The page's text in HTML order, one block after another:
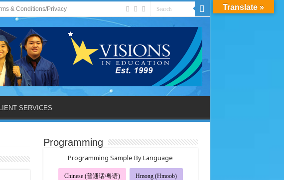
& Conditions/Privacy
SERVICES
Programming
Programming Sample By Language
Chinese (普通话/粤语) Hmong (Hmoob)
Translate »